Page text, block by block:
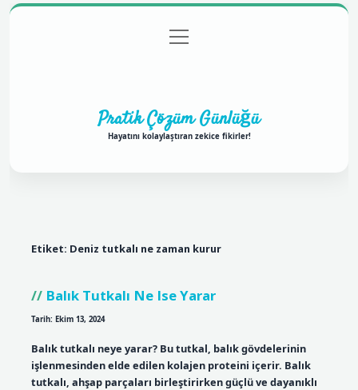
Gizlilik Politikası
menüyü
aç
Pratik Çözüm Günlüğü
Hayatını kolaylaştıran zekice fikirler!
Etiket: Deniz tutkalı ne zaman kurur
Balık Tutkalı Ne Ise Yarar
Tarih: Ekim 13, 2024
Balık tutkalı neye yarar? Bu tutkal, balık gövdelerinin
işlenmesinden elde edilen kolajen proteini içerir. Balık
tutkalı, ahşap parçaları birleştirirken güçlü ve dayanıklı